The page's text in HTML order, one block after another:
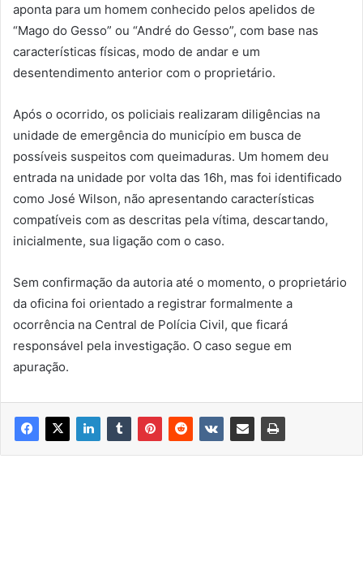
aponta para um homem conhecido pelos apelidos de
“Mago do Gesso” ou “André do Gesso”, com base nas
características físicas, modo de andar e um
desentendimento anterior com o proprietário.
Após o ocorrido, os policiais realizaram diligências na
unidade de emergência do município em busca de
possíveis suspeitos com queimaduras. Um homem deu
entrada na unidade por volta das 16h, mas foi identificado
como José Wilson, não apresentando características
compatíveis com as descritas pela vítima, descartando,
inicialmente, sua ligação com o caso.
Sem confirmação da autoria até o momento, o proprietário
da oficina foi orientado a registrar formalmente a
ocorrência na Central de Polícia Civil, que ficará
responsável pela investigação. O caso segue em
apuração.